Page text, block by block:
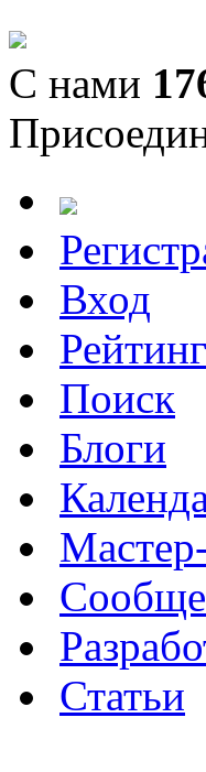
С нами
Вход
Рейтинг
Поиск
Блоги
Статьи